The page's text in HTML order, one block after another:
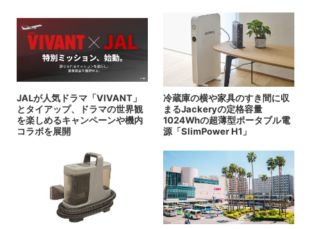
JALが人気ドラマ「VIVANT」
とタイアップ、ドラマの世界観
を楽しめるキャンペーンや機内
コラボを展開
冷蔵庫の横や家具のすき間に収
まるJackeryの定格容量
1024Whの超薄型ポータブル電
源「SlimPower H1」